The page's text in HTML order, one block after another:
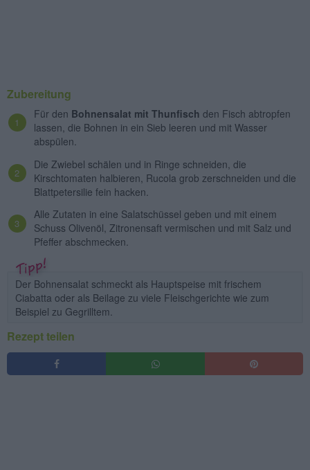
Zubereitung
Für den Bohnensalat mit Thunfisch den Fisch abtropfen
lassen, die Bohnen in ein Sieb leeren und mit Wasser
abspülen.
Die Zwiebel schälen und in Ringe schneiden, die
Kirschtomaten halbieren, Rucola grob zerschneiden und die
Blattpetersilie fein hacken.
Alle Zutaten in eine Salatschüssel geben und mit einem
Schuss Olivenöl, Zitronensaft vermischen und mit Salz und
Pfeffer abschmecken.
Der Bohnensalat schmeckt als Hauptspeise mit frischem
Ciabatta oder als Beilage zu viele Fleischgerichte wie zum
Beispiel zu Gegrilltem.
Rezept teilen